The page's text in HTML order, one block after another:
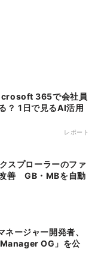
？ 1日で見るAI活用
レポート
スプローラーのファ
善 GB・MBを自動
ージャー開発者、
OG」を公